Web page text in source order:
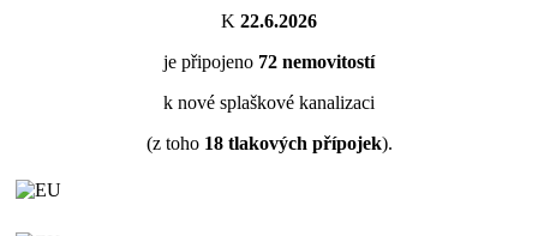
K 22.6.2026
je připojeno 72 nemovitostí
k nové splaškové kanalizaci
(z toho 18tlakových přípojek).